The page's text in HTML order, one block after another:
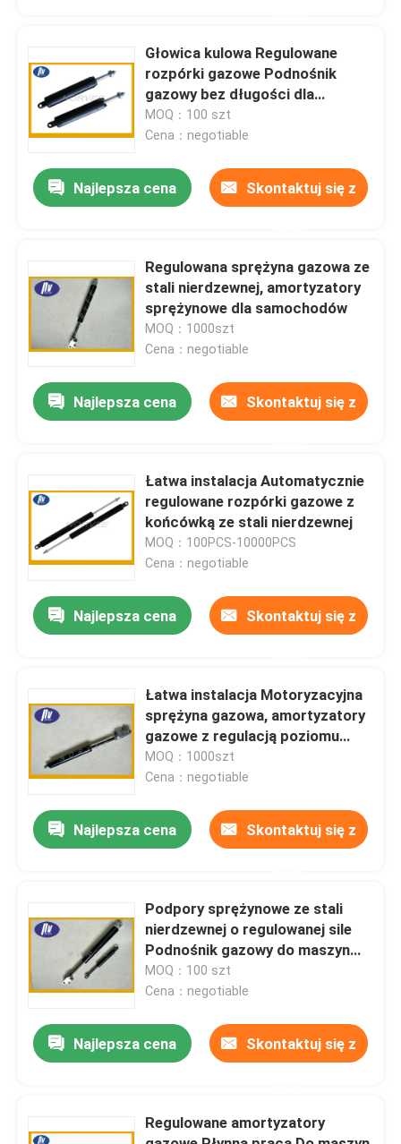
Dom
Kontrola jakości
Skontaktuj się z nami
Poprosić o wycenę
Stalowa sprężyna spiralna
Sprężyna spiralna skrętna
Głowica kulowa Regulowane
rozpórki gazowe Podnośnik
gazowy bez długości dla
producentów samochodów
MOQ：100 szt
Cena：negotiable
Najlepsza cena Skontaktuj się z
Regulowana sprężyna gazowa ze
stali nierdzewnej, amortyzatory
sprężynowe dla samochodów
MOQ：1000szt
Cena：negotiable
Najlepsza cena Skontaktuj się z
Łatwa instalacja Automatycznie
regulowane rozpórki gazowe z
końcówką ze stali nierdzewnej
MOQ：100PCS-10000PCS
Cena：negotiable
Najlepsza cena Skontaktuj się z
Łatwa instalacja Motoryzacyjna
sprężyna gazowa, amortyzatory
gazowe z regulacją poziomu
hałasu
MOQ：1000szt
Cena：negotiable
Najlepsza cena Skontaktuj się z
Podpory sprężynowe ze stali
nierdzewnej o regulowanej sile
Podnośnik gazowy do maszyn
samochodowych
MOQ：100 szt
Cena：negotiable
Najlepsza cena Skontaktuj się z
Regulowane amortyzatory